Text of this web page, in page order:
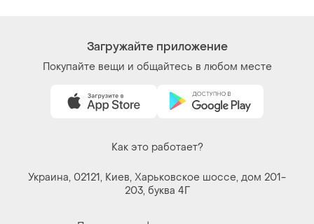
Загружайте приложение
Покупайте вещи и общайтесь в любом месте
Как это работает?
Украина, 02121, Киев, Харьковское шоссе, дом 201-
203, буква 4Г